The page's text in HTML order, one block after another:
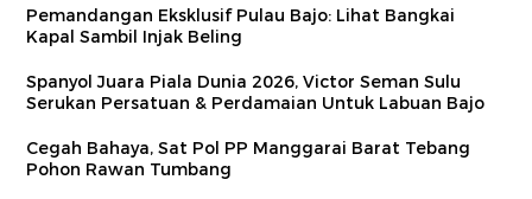
Pemandangan Eksklusif Pulau Bajo: Lihat Bangkai
Kapal Sambil Injak Beling
Spanyol Juara Piala Dunia 2026, Victor Seman Sulu
Serukan Persatuan & Perdamaian Untuk Labuan Bajo
Cegah Bahaya, Sat Pol PP Manggarai Barat Tebang
Pohon Rawan Tumbang